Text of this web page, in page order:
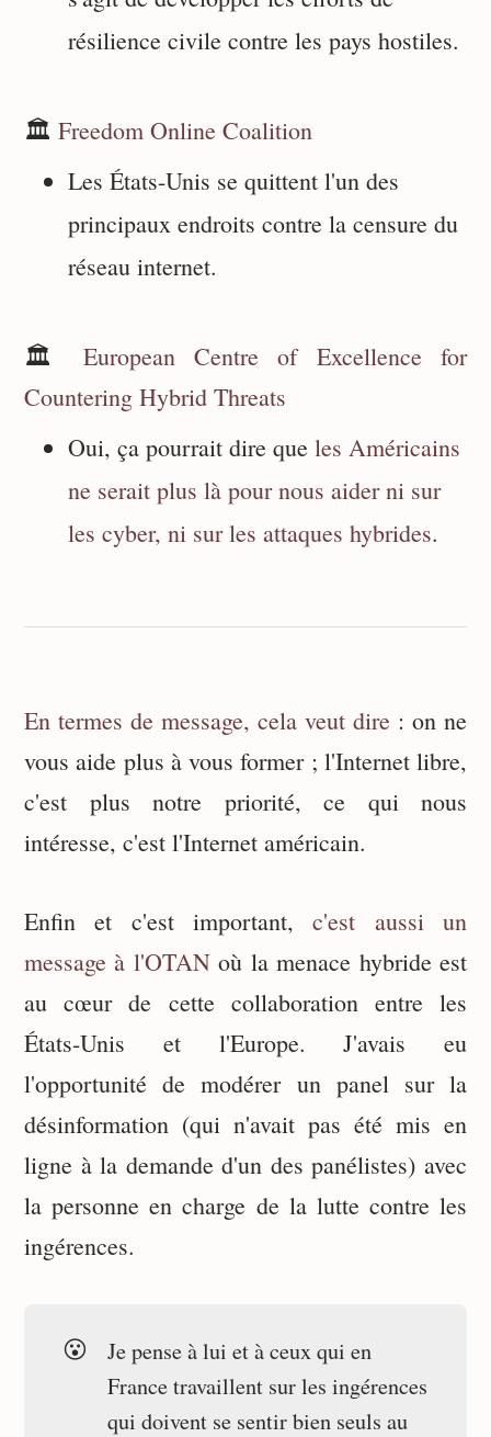
résilience civile contre les pays hostiles.
🏛️ Freedom Online Coalition
Les États-Unis se quittent l'un des
principaux endroits contre la censure du
réseau internet.
🏛️ European Centre of Excellence for
Countering Hybrid Threats
Oui, ça pourrait dire que les Américains
ne serait plus là pour nous aider ni sur
les cyber, ni sur les attaques hybrides.
En termes de message, cela veut dire : on ne
vous aide plus à vous former ; l'Internet libre,
c'est plus notre priorité, ce qui nous
intéresse, c'est l'Internet américain.
Enfin et c'est important,c'est aussi un
message à l'OTANoù la menace hybride est
au cœur de cette collaboration entre les
États-Unis et l'Europe. J'avais eu
l'opportunité de modérer un panel sur la
désinformation (qui n'avait pas été mis en
ligne à la demande d'un des panélistes) avec
la personne en charge de la lutte contre les
ingérences.
😮
Je pense à lui et à ceux qui en
France travaillent sur les ingérences
qui doivent se sentir bien seuls au